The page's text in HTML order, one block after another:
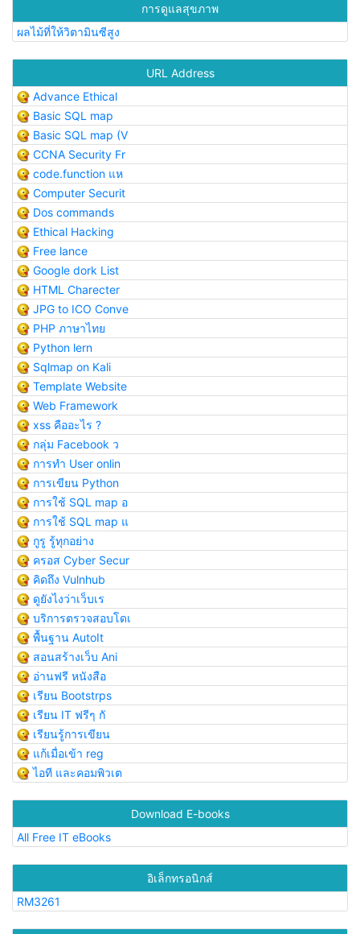
การดูแลสุขภาพ
ผลไม้ที่ให้วิตามินซีสูง
URL Address
Advance Ethical
Basic SQL map
Basic SQL map (V
CCNA Security Fr
code.function แห
Computer Securit
Dos commands
Ethical Hacking
Free lance
Google dork List
HTML Charecter
JPG to ICO Conve
PHP ภาษาไทย
Python lern
Sqlmap on Kali
Template Website
Web Framework
xss คืออะไร ?
กลุ่ม Facebook ว
การทำ User onlin
การเขียน Python
การใช้ SQL map อ
การใช้ SQL map แ
กูรู รู้ทุกอย่าง
ครอส Cyber Secur
คิดถึง Vulnhub
ดูยังไงว่าเว็บเร
บริการตรวจสอบโดเ
พื้นฐาน AutoIt
สอนสร้างเว็บ Ani
อ่านฟรี หนังสือ
เรียน Bootstrps
เรียน IT ฟรีๆ กั
เรียนรู้การเขียน
แก้เมื่อเข้า reg
ไอที และคอมพิวเต
Download E-books
All Free IT eBooks
อิเล็กทรอนิกส์
RM3261